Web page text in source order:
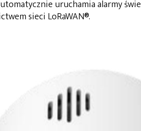
uruchamia alarmy
sieci LoRaWAN®.